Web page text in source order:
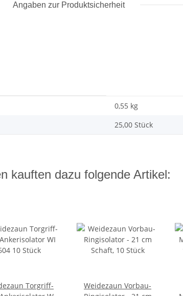
Angaben zur Produktsicherheit
0,55 kg
25,00 Stück
kauften dazu folgende Artikel:
Torgriff-
Weidezaun Vorbau-